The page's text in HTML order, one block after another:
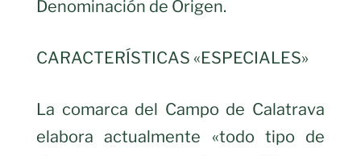
Denominación de Origen.
CARACTERÍSTICAS «ESPECIALES»
La comarca del Campo de Calatrava
elabora actualmente «todo tipo de